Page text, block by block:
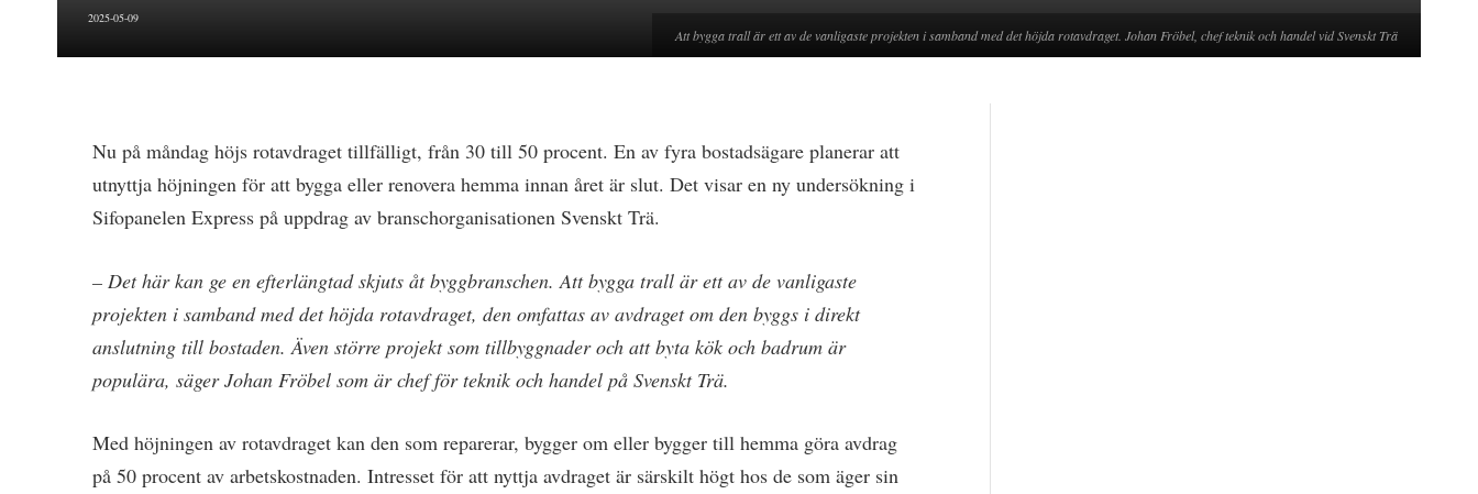
Att bygga trall är ett av de vanligaste projekten i samband med det höjda rotavdraget. Johan Fröbel, chef teknik och handel vid Svenskt Trä
2025-05-09
Nu på måndag höjs rotavdraget tillfälligt, från 30 till 50 procent. En av fyra bostadsägare planerar att
utnyttja höjningen för att bygga eller renovera hemma innan året är slut. Det visar en ny undersökning i
Sifopanelen Express på uppdrag av branschorganisationen Svenskt Trä.
– Det här kan ge en efterlängtad skjuts åt byggbranschen. Att bygga trall är ett av de vanligaste
projekten i samband med det höjda rotavdraget, den omfattas av avdraget om den byggs i direkt
anslutning till bostaden. Även större projekt som tillbyggnader och att byta kök och badrum är
populära, säger Johan Fröbel som är chef för teknik och handel på Svenskt Trä.
Med höjningen av rotavdraget kan den som reparerar, bygger om eller bygger till hemma göra avdrag
på 50 procent av arbetskostnaden. Intresset för att nyttja avdraget är särskilt högt hos de som äger sin